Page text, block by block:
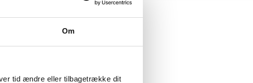
Om
tid ændre eller tilbagetrække dit